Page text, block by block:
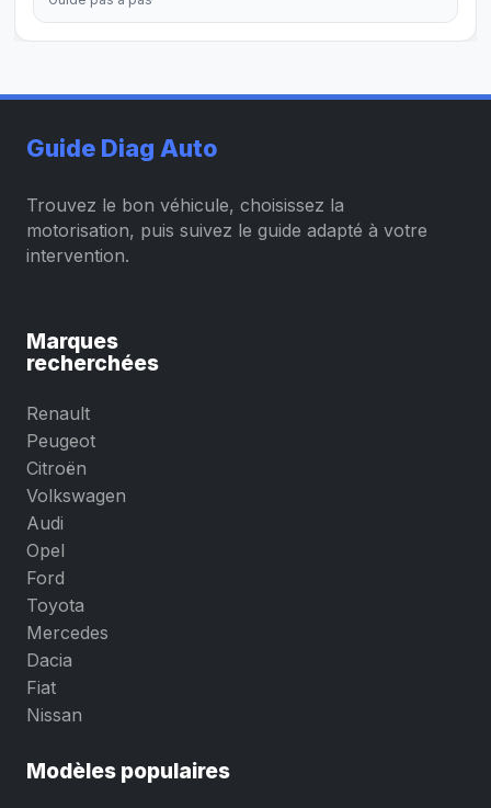
Guide Diag Auto
Trouvez le bon véhicule, choisissez la
motorisation, puis suivez le guide adapté à votre
intervention.
Marques
recherchées
Renault
Peugeot
Citroën
Volkswagen
Audi
Opel
Ford
Toyota
Mercedes
Dacia
Fiat
Nissan
Modèles populaires